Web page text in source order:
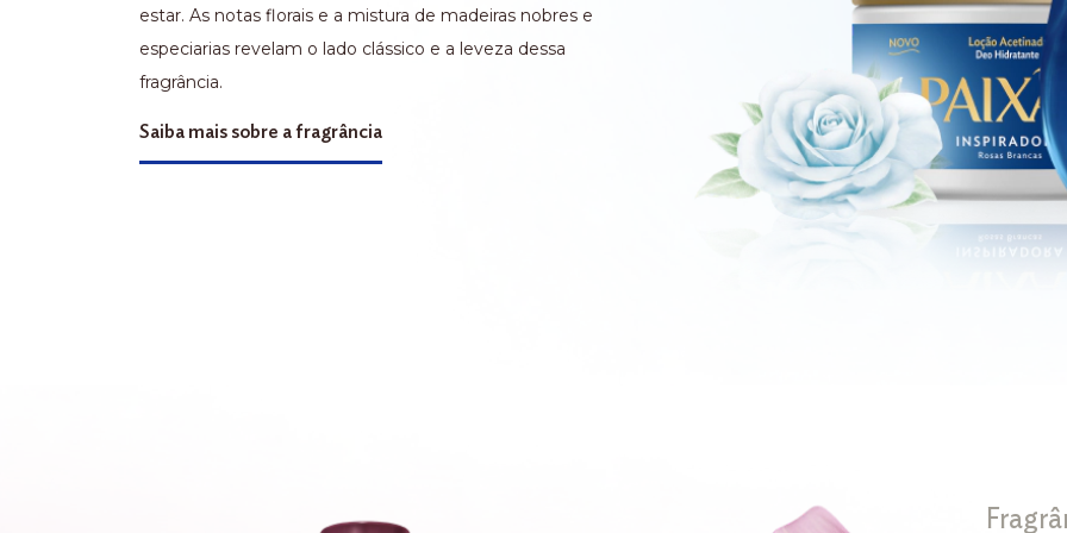
estar. As notas florais e a mistura de madeiras nobres e
especiarias revelam o lado clássico e a leveza dessa
fragrância.
Saiba mais sobre a fragrância